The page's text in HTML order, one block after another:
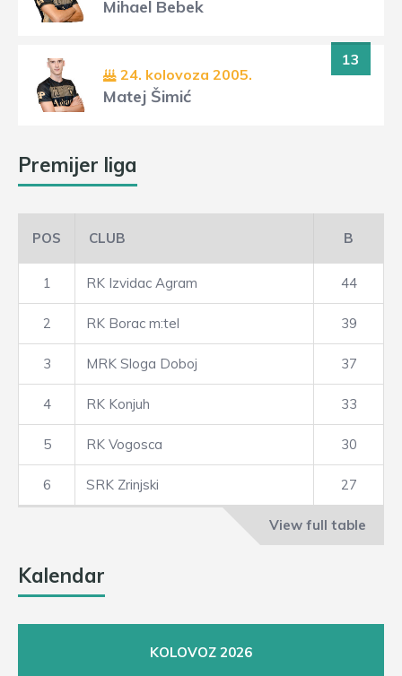
Mihael Bebek
13
24. kolovoza 2005.
Matej Šimić
Premijer liga
POS CLUB B
1 RK Izvidac Agram 44
2 RK Borac m:tel 39
3 MRK Sloga Doboj 37
4 RK Konjuh 33
5 RK Vogosca 30
6 SRK Zrinjski 27
View full table
Kalendar
KOLOVOZ 2026